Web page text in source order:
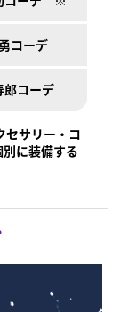
コーデ
郎コーデ
セサリー・コ
に装備する